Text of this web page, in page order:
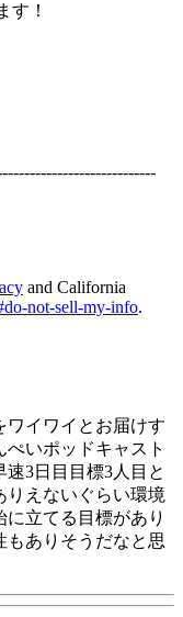
す！
and California
not-sell-my-info.
ワイワイとお届けす
いポッドキャスト
3日目目標3人目と
りえないぐらい環境
立てる目標があり
もありそうだなと思